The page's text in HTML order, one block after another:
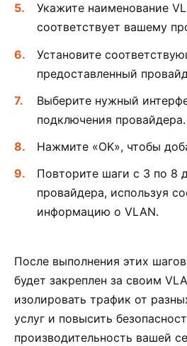
Укажите наименование
соответствует вашему
Установите
предоставленный
Выберите нужный
подключения провайдера.
Нажмите «OK», чтобы
Повторите шаги с 3 по 8
провайдера, используя
информацию о VLAN.
После выполнения этих
будет закреплен за своим
изолировать трафик от
услуг и повысить
производительность вашей